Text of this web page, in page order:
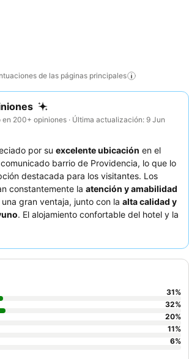
de las páginas principales
en 200+ opiniones · Última actualización: 9 Jun
por su excelente ubicación en el
barrio de Providencia, lo que lo
destacada para los visitantes. Los
constantemente la atención y amabilidad
gran ventaja, junto con la alta calidad y
. El alojamiento confortable del hotel y la
Es particularmente adecuado para
de la ciudad y su vibrante escena
que las
y las comodidades. Para mejorar su
a la recepción el día anterior si
temprano para las excursiones, y tenga
huéspedes recomiendan traer sus
el cuidado del cabello.
31%
32%
20%
11%
6%